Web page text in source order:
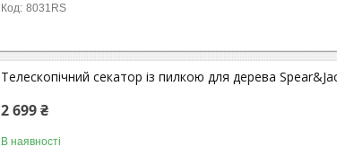
8031RS
Телескопічний секатор із пилкою для дерева
2 699 ₴
В наявності